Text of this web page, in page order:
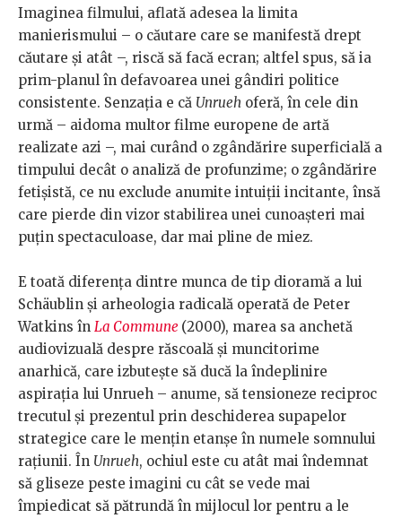
Imaginea filmului, aflată adesea la limita
manierismului – o căutare care se manifestă drept
căutare și atât –, riscă să facă ecran; altfel spus, să ia
prim-planul în defavoarea unei gândiri politice
consistente. Senzația e că Unrueh oferă, în cele din
urmă – aidoma multor filme europene de artă
realizate azi –, mai curând o zgândărire superficială a
timpului decât o analiză de profunzime; o zgândărire
fetișistă, ce nu exclude anumite intuiții incitante, însă
care pierde din vizor stabilirea unei cunoașteri mai
puțin spectaculoase, dar mai pline de miez.
E toată diferența dintre munca de tip dioramă a lui
Schäublin și arheologia radicală operată de Peter
Watkins în La Commune (2000), marea sa anchetă
audiovizuală despre răscoală și muncitorime
anarhică, care izbutește să ducă la îndeplinire
aspirația lui Unrueh – anume, să tensioneze reciproc
trecutul și prezentul prin deschiderea supapelor
strategice care le mențin etanșe în numele somnului
rațiunii. În Unrueh, ochiul este cu atât mai îndemnat
să gliseze peste imagini cu cât se vede mai
împiedicat să pătrundă în mijlocul lor pentru a le